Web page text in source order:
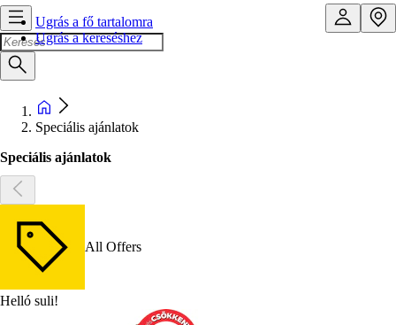
Ugrás a fő tartalomra
Ugrás a kereséshez
Speciális ajánlatok
Speciális ajánlatok
All Offers
Helló suli!